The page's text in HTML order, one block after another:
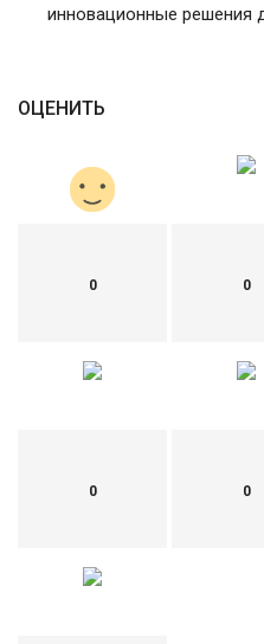
инновационные решения
ОЦЕНИТЬ
0 0
0 0